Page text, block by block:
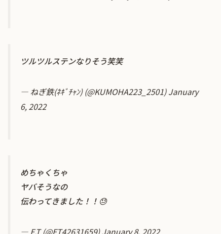
ツルツルステンなりそう笑笑
— ねぎ鉄(ﾈｷﾞﾁｬﾝ) (@KUMOHA223_2501)January
6, 2022
めちゃくちゃ
ヤバそうなの
伝わってきました！！😓
— E.T (@ET42631659)January 8, 2022